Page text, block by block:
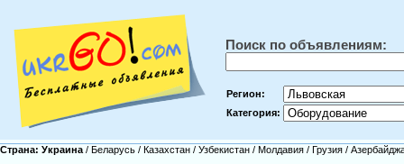
Поиск по объявлениям:
Регион:
Категория:
Страна: Украина / Беларусь / Казахстан / Узбекистан / Молдавия / Грузия /